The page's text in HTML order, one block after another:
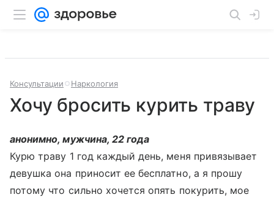
Консультации Наркология
Хочу бросить курить траву
анонимно, мужчина, 22 года
Курю траву 1 год каждый день, меня привязывает
девушка она приносит ее бесплатно, а я прошу
потому что сильно хочется опять покурить, мое